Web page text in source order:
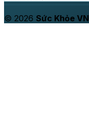
© 2026 Sức Khỏe VN